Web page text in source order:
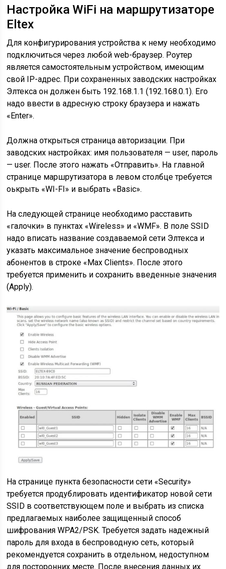
Настройка WiFi на маршрутизаторе
Eltex
Для конфигурирования устройства к нему необходимо
подключиться через любой web-браузер. Роутер
является самостоятельным устройством, имеющим
свой IP-адрес. При сохраненных заводских настройках
Элтекса он должен быть 192.168.1.1 (192.168.0.1). Его
надо ввести в адресную строку браузера и нажать
«Enter».
Должна открыться страница авторизации. При
заводских настройках: имя пользователя — user, пароль
— user. После этого нажать «Отправить». На главной
странице маршрутизатора в левом столбце требуется
оькрыть «WI-FI» и выбрать «Basic».
На следующей странице необходимо расставить
«галочки» в пунктах «Wireless» и «WMF». В поле SSID
надо вписать название создаваемой сети Элтекса и
указать максимальное значение беспроводных
абонентов в строке «Max Clients». После этого
требуется применить и сохранить введенные значения
(Apply).
На странице пункта безопасности сети «Security»
требуется продублировать идентификатор новой сети
SSID в соответствующем поле и выбрать из списка
предлагаемых наиболее защищенный способ
шифрования WPA2/PSK. Требуется задать надежный
пароль для входа в беспроводную сеть, который
рекомендуется сохранить в отдельном, недоступном
для посторонних месте. После внесения данных их